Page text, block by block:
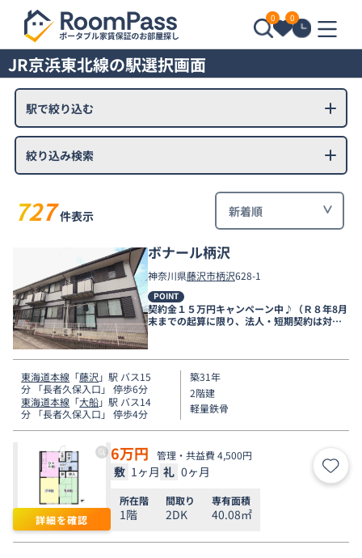
0 0
JR京浜東北線の駅選択画面
駅で絞り込む
絞り込み検索
727 件表示
ボナール柄沢
神奈川県藤沢市柄沢628-1
POINT
契約金１５万円キャンペーン中♪（Ｒ８年8月
末までの起算に限り、法人・短期契約は対象
外、短期違約金有）
東海道本線 「藤沢 」駅 バス15
分 「長者久保入口」 停歩6分
東海道本線 「大船」駅 バス14
分 「長者久保入口」 停歩4分
築31年
2階建
軽量鉄骨
詳細を確認
6万円 管理・共益費 4,500円
敷 1ヶ月 礼 0ヶ月 お気
所在階
1階
間取り
2DK
専有面積
40.08㎡